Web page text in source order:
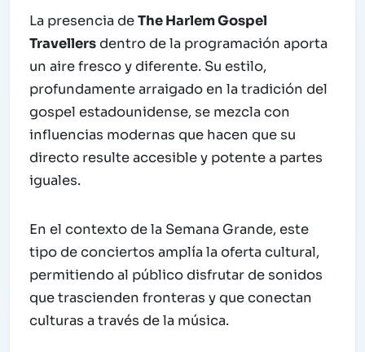
La presencia deThe Harlem Gospel
Travellersdentro de la programación aporta
un aire fresco y diferente. Su estilo,
profundamente arraigado en la tradición del
gospel estadounidense, se mezcla con
influencias modernas que hacen que su
directo resulte accesible y potente a partes
iguales.
En el contexto de la Semana Grande, este
tipo de conciertos amplía la oferta cultural,
permitiendo al público disfrutar de sonidos
que trascienden fronteras y que conectan
culturas a través de la música.